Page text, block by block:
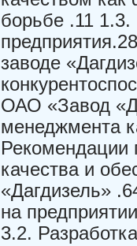
борьбе .11 1.3.
заводе
ОАО «Завод
менеджмента
Рекомендации
качества и
«Дагдизель»
на
3.2.